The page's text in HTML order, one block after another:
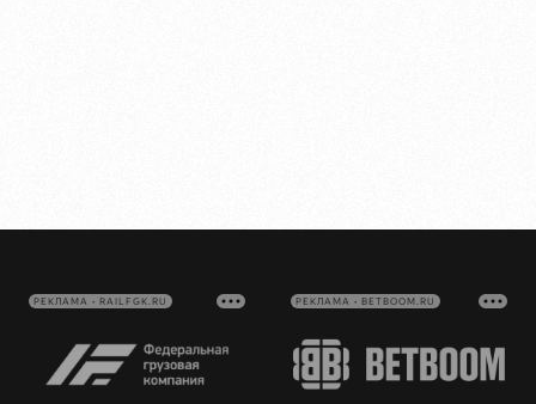
РЕКЛАМА • RAILFGK.RU РЕКЛАМА • BETBOOM.RU